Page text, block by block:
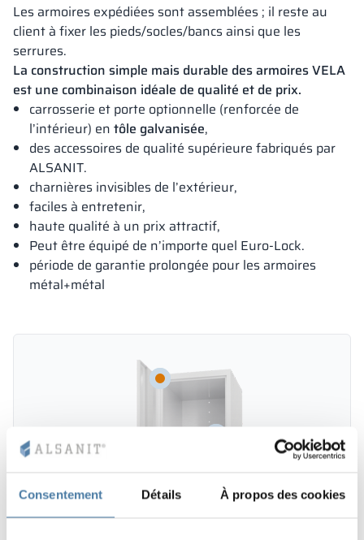
Consentement Détails À propos des cookies
Les armoires expédiées sont assemblées ; il reste au
client à fixer les pieds/socles/bancs ainsi que les
serrures.
La construction simple mais durable des armoires VELA
est une combinaison idéale de qualité et de prix.
carrosserie et porte optionnelle (renforcée de
l’intérieur) en tôle galvanisée,
des accessoires de qualité supérieure fabriqués par
ALSANIT.
charnières invisibles de l’extérieur,
faciles à entretenir,
haute qualité à un prix attractif,
Peut être équipé de n’importe quel Euro-Lock.
période de garantie prolongée pour les armoires
métal+métal